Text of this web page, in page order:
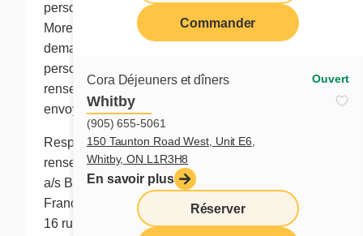
Commander
Cora Déjeuners et dîners Ouvert
Whitby
(905) 655-5061
150 Taunton Road West, Unit E6,
Whitby, ON L1R3H8
En savoir plus
Réserver
personnels dans le secteur privé est Benoit
Morel, Vice-président, Affaires juridiques. Toute
demande d’accès à des renseignements
personnels ou de modification des
renseignements personnels peut lui être
envoyée à l'adresse ci-dessous:
Responsable de la protection des
renseignements personnels
a/s Benoit Morel
Franchises Cora Inc.
16 rue Sicard, local 50